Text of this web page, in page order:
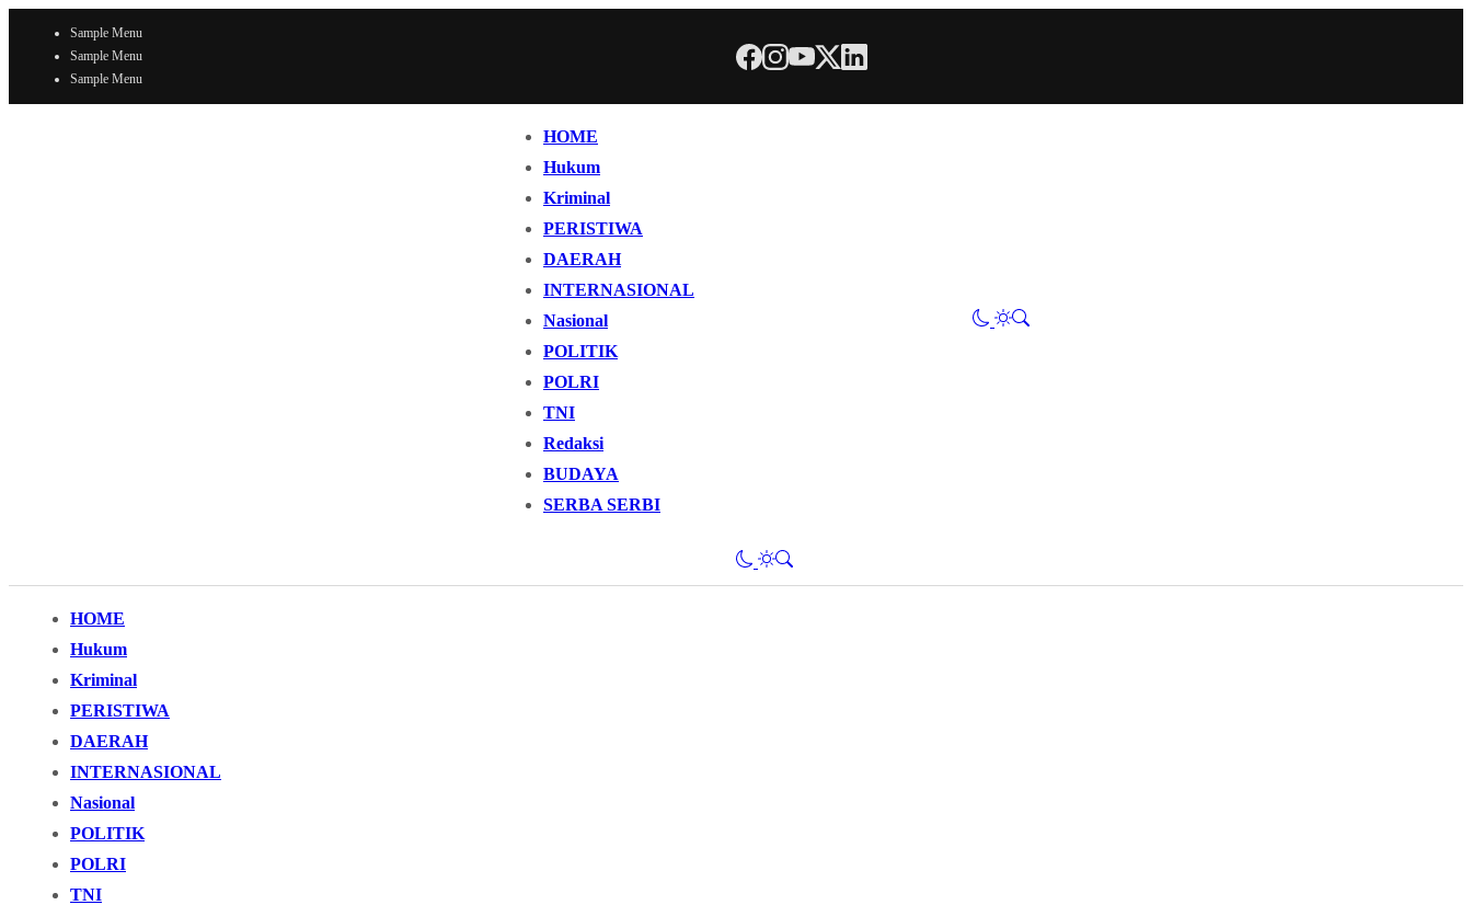
Sample Menu
Sample Menu
Sample Menu
HOME
Hukum
Kriminal
PERISTIWA
DAERAH
INTERNASIONAL
Nasional
POLITIK
POLRI
TNI
Redaksi
BUDAYA
SERBA SERBI
HOME
Hukum
Kriminal
PERISTIWA
DAERAH
INTERNASIONAL
Nasional
POLITIK
POLRI
TNI